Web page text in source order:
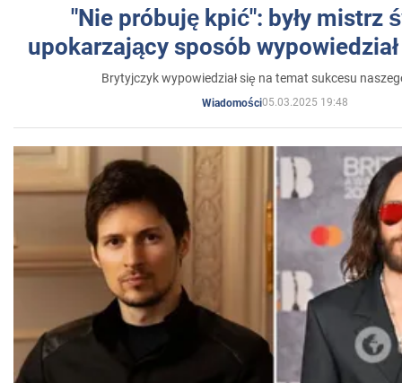
"Nie próbuję kpić": były mistrz
upokarzający sposób
Brytyjczyk wypowiedział się na temat sukcesu
Wiadomości05.03.2025 19:48